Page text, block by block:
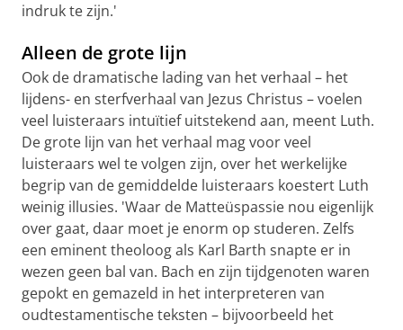
indruk te zijn.'
Alleen de grote lijn
Ook de dramatische lading van het verhaal – het
lijdens- en sterfverhaal van Jezus Christus – voelen
veel luisteraars intuïtief uitstekend aan, meent Luth.
De grote lijn van het verhaal mag voor veel
luisteraars wel te volgen zijn, over het werkelijke
begrip van de gemiddelde luisteraars koestert Luth
weinig illusies. 'Waar de Matteüspassie nou eigenlijk
over gaat, daar moet je enorm op studeren. Zelfs
een eminent theoloog als Karl Barth snapte er in
wezen geen bal van. Bach en zijn tijdgenoten waren
gepokt en gemazeld in het interpreteren van
oudtestamentische teksten – bijvoorbeeld het